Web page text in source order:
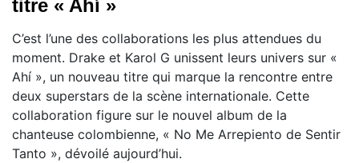
titre « Ahí »
C’est l’une des collaborations les plus attendues du
moment. Drake et Karol G unissent leurs univers sur «
Ahí », un nouveau titre qui marque la rencontre entre
deux superstars de la scène internationale. Cette
collaboration figure sur le nouvel album de la
chanteuse colombienne, « No Me Arrepiento de Sentir
Tanto », dévoilé aujourd’hui.